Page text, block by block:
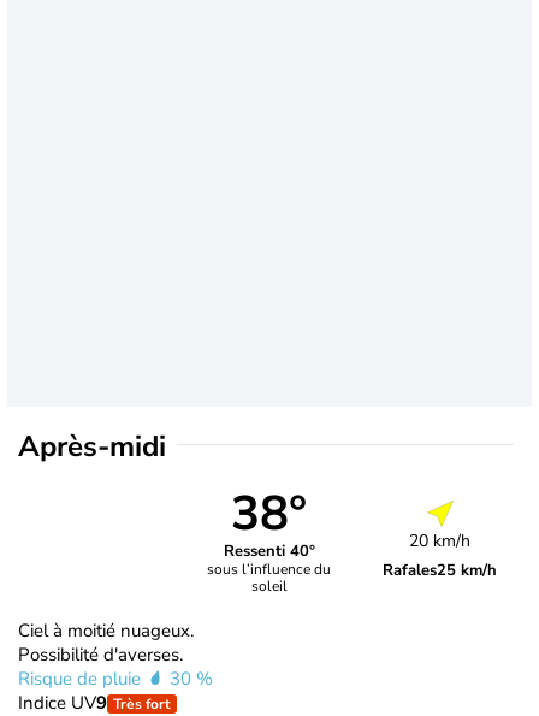
Après-midi
38°
Ressenti 40°
sous l’influence du
soleil
20 km/h
Rafales25 km/h
Ciel à moitié nuageux.
Possibilité d'averses.
Risque de pluie
30 %
Indice UV9 Très fort